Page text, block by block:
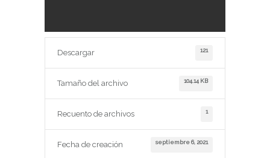
Descargar 121
Tamaño del archivo 104.14 KB
Recuento de archivos 1
Fecha de creación septiembre 6, 2021